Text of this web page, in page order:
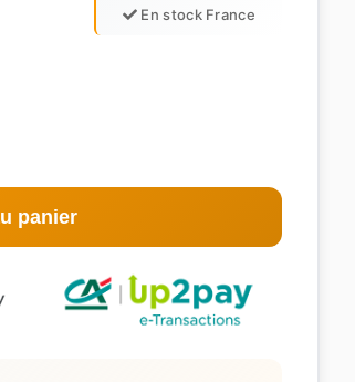
En stock France
panier